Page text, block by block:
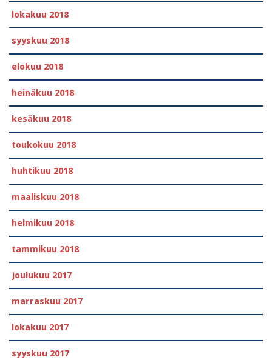
lokakuu 2018
syyskuu 2018
elokuu 2018
heinäkuu 2018
kesäkuu 2018
toukokuu 2018
huhtikuu 2018
maaliskuu 2018
helmikuu 2018
tammikuu 2018
joulukuu 2017
marraskuu 2017
lokakuu 2017
syyskuu 2017